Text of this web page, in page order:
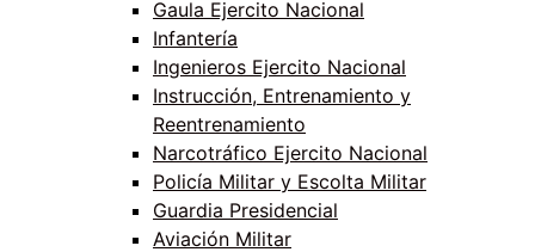
Gaula Ejercito Nacional
Infantería
Ingenieros Ejercito Nacional
Instrucción, Entrenamiento y
Reentrenamiento
Narcotráfico Ejercito Nacional
Policía Militar y Escolta Militar
Guardia Presidencial
Aviación Militar